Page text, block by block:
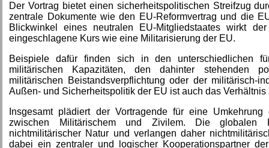
Der Vortrag bietet einen sicherheitspolitischen Streifzug
zentrale Dokumente wie den EU-Reformvertrag und die
Blickwinkel eines neutralen EU-Mitgliedstaates wirkt
eingeschlagene Kurs wie eine Militarisierung der EU.
Beispiele dafür finden sich in den unterschiedlichen
militärischen Kapazitäten, den dahinter stehenden
militärischen Beistandsverpflichtung oder der militärisch-
Außen- und Sicherheitspolitik der EU ist auch das
Insgesamt plädiert der Vortragende für eine
zwischen Militärischem und Zivilem. Die globalen
nichtmilitärischer Natur und verlangen daher
dabei ein zentraler und logischer Kooperationspartner